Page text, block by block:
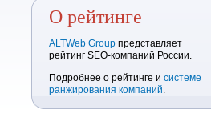
О рейтинге
ALTWeb Group представляет
рейтинг SEO-компаний России.
Подробнее о рейтинге и системе
ранжирования компаний.